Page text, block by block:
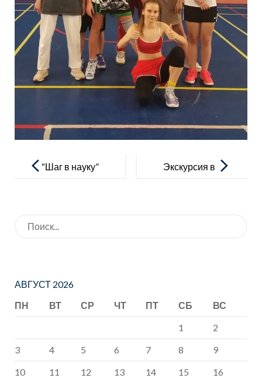
записям
“Шаг в науку”
Экскурсия в
АВГУСТ 2026
ПН
ВТ СР ЧТ ПТ СБ
ВС
1
2
3
4 5 6 7 8
9
10
11 12 13 14 15
16